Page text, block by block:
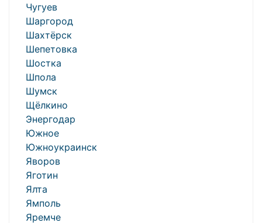
Чугуев
Шаргород
Шахтёрск
Шепетовка
Шостка
Шпола
Шумск
Щёлкино
Энергодар
Южное
Южноукраинск
Яворов
Яготин
Ялта
Ямполь
Яремче